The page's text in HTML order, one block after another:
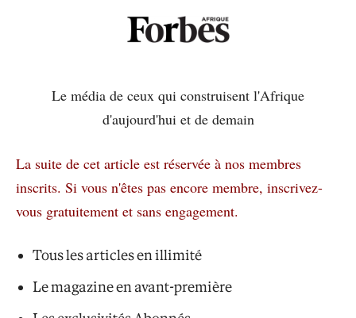
Le média de ceux qui construisent l'Afrique
d'aujourd'hui et de demain
La suite de cet article est réservée à nos membres
inscrits. Si vous n'êtes pas encore membre, inscrivez-
vous gratuitement et sans engagement.
Tous les articles en illimité
Le magazine en avant-première